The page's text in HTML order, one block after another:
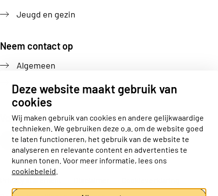
Deze website maakt gebruik van
cookies
Wij maken gebruik van cookies en andere gelijkwaardige
technieken. We gebruiken deze o.a. om de website goed
te laten functioneren, het gebruik van de website te
analyseren en relevante content en advertenties te
kunnen tonen. Voor meer informatie, lees ons
cookiebeleid
Jeugd en gezin
Neem contact op
Algemeen
Pers
Volg ons
Actiz linkedin
Actiz instagram
Actiz youtube
Actiz facebook